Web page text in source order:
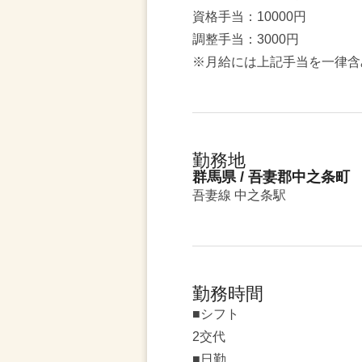
資格手当：10000円
調整手当：3000円
※月給には上記手当を一律
勤務地
群馬県 / 吾妻郡中之条町
吾妻線 中之条駅
勤務時間
■シフト
2交代
■日勤